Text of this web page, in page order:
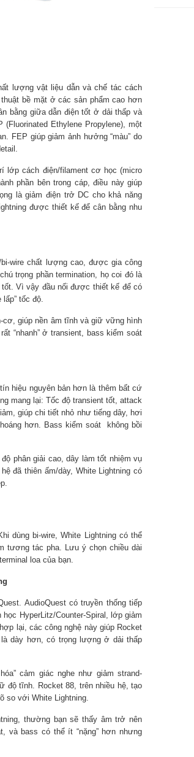
lượng vật liệu dẫn và chế tác cách
bề mặt ở các sản phẩm cao hơn
bằng giữa dẫn điện tốt ở dải thấp và
Ethylene Propylene), một
FEP giúp giảm ảnh hưởng “màu” do
lớp cách điện/filament cơ học (micro
phần bên trong cáp, điều này giúp
là giảm điện trở DC cho khả năng
được thiết kế để cân bằng nhu
wire chất lượng cao, được gia công
trọng phần termination, họ coi đó là
Vì vậy đầu nối được thiết kế để có
tốc độ.
giúp nền âm tĩnh và giữ vững hình
“nhanh” ở transient, bass kiểm soát
hiệu nguyên bản hơn là thêm bất cứ
mang lại: Tốc độ transient tốt, attack
giúp chi tiết nhỏ như tiếng dây, hơi
hơn. Bass kiểm soát không bồi
phân giải cao, dây làm tốt nhiệm vụ
đã thiên ấm/dày, White Lightning có
dùng bi-wire, White Lightning có thể
tương tác pha. Lưu ý chọn chiều dài
loa của bạn.
AudioQuest có truyền thống tiếp
HyperLitz/Counter-Spiral, lớp giảm
lại, các công nghệ này giúp Rocket
dày hơn, có trọng lượng ở dải thấp
cảm giác nghe như giảm strand-
độ tĩnh. Rocket 88, trên nhiều hệ, tạo
so với White Lightning.
thường bạn sẽ thấy âm trở nên
và bass có thể ít “nặng” hơn nhưng